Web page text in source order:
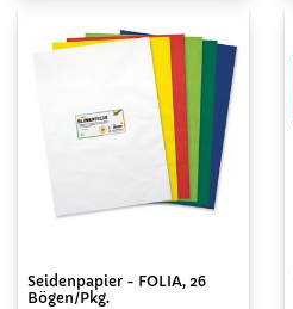
Seidenpapier - FOLIA, 26
Bögen/Pkg.